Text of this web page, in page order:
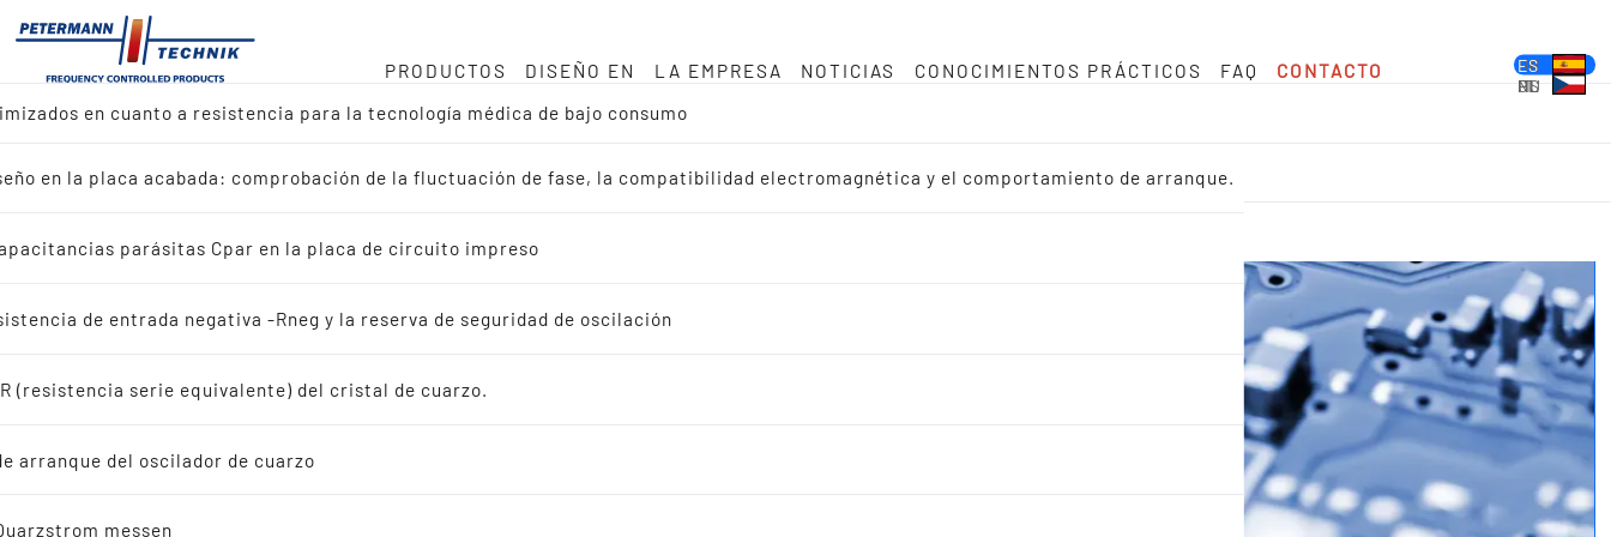
PRODUCTOS DISEÑO EN
MHz
LA EMPRESA
NOTICIAS
CONOCIMIENTOS PRÁCTICOS
en cuanto a resistencia para la tecnología médica de bajo consumo
en la placa acabada: comprobación de la fluctuación de fase, la compatibilidad electromagnética y el comportamiento de arranque.
parásitas Cpar en la placa de circuito impreso
de entrada negativa -Rneg y la reserva de seguridad de oscilación
(resistencia serie equivalente) del cristal de cuarzo.
arranque del oscilador de cuarzo
messen
FAQ CONTACTO DE
EN
FR
ES
PL
IT
NL
HU
CS
Áreas de uso y
aplicaciones Ejemplo Smart
Metering: